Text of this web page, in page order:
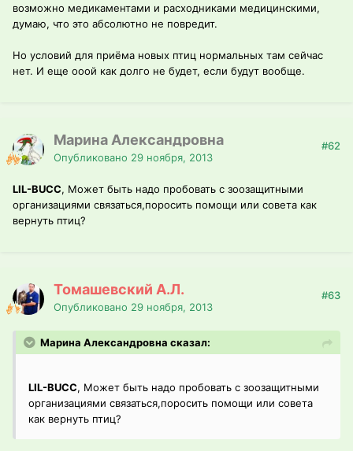
возможно медикаментами и расходниками медицинскими,
думаю, что это абсолютно не повредит.
Но условий для приёма новых птиц нормальных там сейчас
нет. И еще ооой как долго не будет, если будут вообще.
Марина Александровна
Опубликовано 29 ноября, 2013
#62
LIL-BUCC, Может быть надо пробовать с зоозащитными
организациями связаться,поросить помощи или совета как
вернуть птиц?
Томашевский А.Л.
Опубликовано 29 ноября, 2013
#63
Марина Александровна сказал:
LIL-BUCC, Может быть надо пробовать с зоозащитными
организациями связаться,поросить помощи или совета
как вернуть птиц?